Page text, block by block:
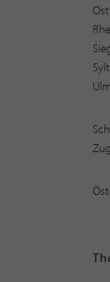
Sylt
Ulm
Zug